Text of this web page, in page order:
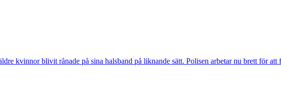
kvinnor blivit rånade på sina halsband på liknande sätt. Polisen arbetar nu brett för att